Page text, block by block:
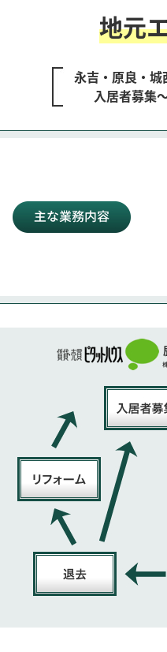
地元
永吉・原良・
入居者募集